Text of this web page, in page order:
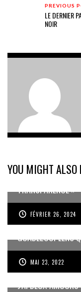
PREVIOUS
LE DERNIER
NOIR
YOU MIGHT ALSO
RACHAT DE
TRANSPARENCE »
FÉVRIER 26, 2024
« J’AI UNE
GUADELOUPÉENS
MAI 23, 2022
J’AI DEUX